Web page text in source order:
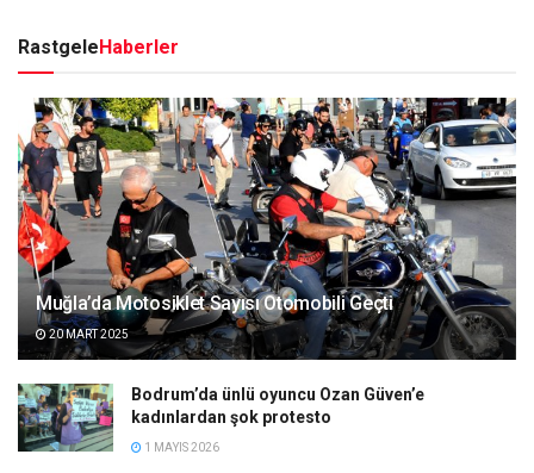
RastgeleHaberler
Muğla’da Motosiklet Sayısı Otomobili Geçti
20 MART 2025
Bodrum’da ünlü oyuncu Ozan Güven’e
kadınlardan şok protesto
1 MAYIS 2026